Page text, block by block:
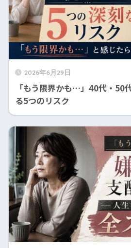
2026年6月29日
「もう限界かも…」40代・50
る5つのリスク